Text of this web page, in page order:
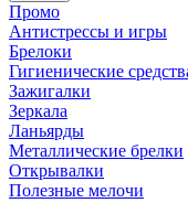
Промо
Антистрессы и игры
Брелоки
Гигиенические
Зажигалки
Зеркала
Ланьярды
Металлические брелки
Открывалки
Полезные мелочи